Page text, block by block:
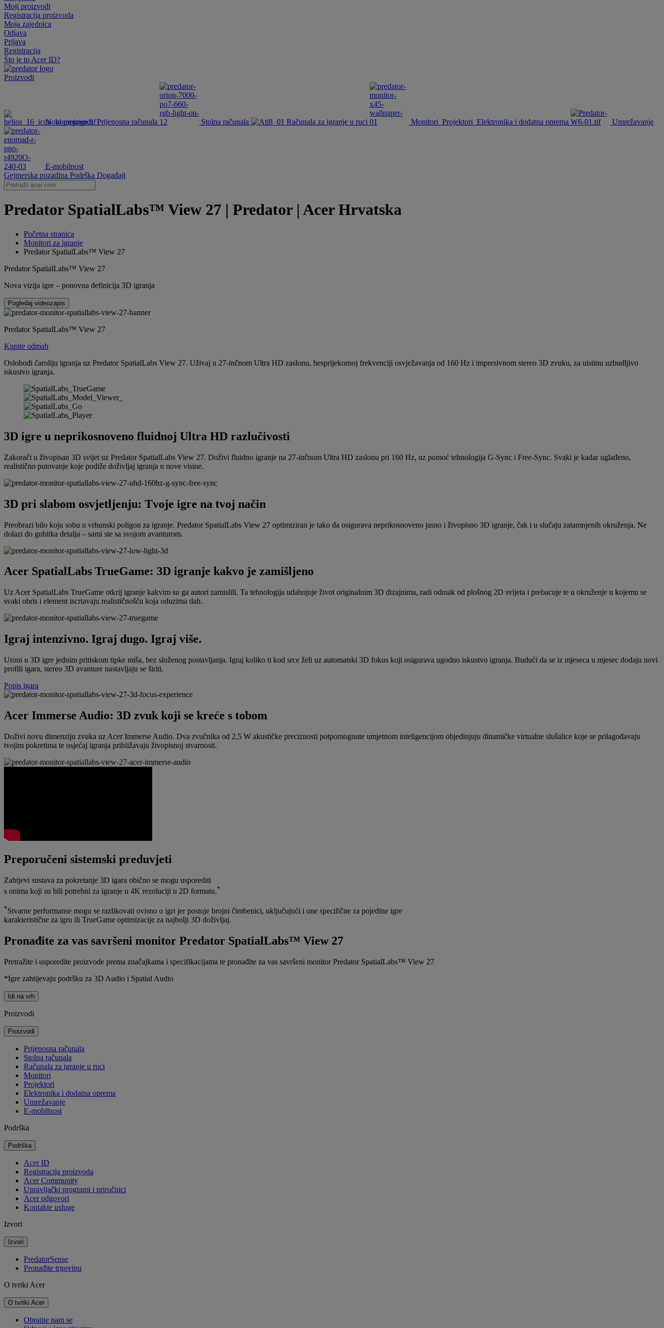
Moji proizvodi
Registracija proizvoda
Moja zajednica
Odjava
Prijava
Registracija
Što je to Acer ID?
Proizvodi
Novi proizvodi Prijenosna računala Stolna računala Računala za igranje u ruci Monitori Projektori Elektronika i dodatna oprema Umrežavanje
E-mobilnost
Gejmerska pozadina Podrška Događaji
Predator SpatialLabs™ View 27 | Predator | Acer Hrvatska
Početna stranica
Monitori za igranje
Predator SpatialLabs™ View 27
Predator SpatialLabs™ View 27
Nova vizija igre – ponovna definicija 3D igranja
Pogledaj videozapis
Predator SpatialLabs™ View 27
Kupite odmah
Oslobodi čaroliju igranja uz Predator SpatialLabs View 27. Uživaj u 27-inčnom Ultra HD zaslonu, besprijekornoj frekvenciji osvježavanja od 160 Hz i impresivnom stereo 3D zvuku, za uistinu uzbudljivo
iskustvo igranja.
3D igre u neprikosnoveno fluidnoj Ultra HD razlučivosti
Zakorači u živopisan 3D svijet uz Predator SpatialLabs View 27. Doživi fluidno igranje na 27-inčnom Ultra HD zaslonu pri 160 Hz, uz pomoć tehnologija G-Sync i Free-Sync. Svaki je kadar uglađeno,
realistično putovanje koje podiže doživljaj igranja u nove visine.
3D pri slabom osvjetljenju: Tvoje igre na tvoj način
Preobrazi bilo koju sobu u vrhunski poligon za igranje. Predator SpatialLabs View 27 optimiziran je tako da osigurava neprikosnoveno jasno i živopisno 3D igranje, čak i u slučaju zatamnjenih okruženja. Ne
dolazi do gubitka detalja – sami ste sa svojom avanturom.
Acer SpatialLabs TrueGame: 3D igranje kakvo je zamišljeno
Uz Acer SpatialLabs TrueGame otkrij igranje kakvim su ga autori zamislili. Ta tehnologija udahnjuje život originalnim 3D dizajnima, radi odmak od plošnog 2D svijeta i prebacuje te u okruženje u kojemu se
svaki obris i element iscrtavaju realističnošću koja oduzima dah.
Igraj intenzivno. Igraj dugo. Igraj više.
Uroni u 3D igre jednim pritiskom tipke miša, bez složenog postavljanja. Igraj koliko ti kod srce želi uz automatski 3D fokus koji osigurava ugodno iskustvo igranja. Budući da se iz mjeseca u mjesec dodaju novi
profili igara, stereo 3D avanture nastavljaju se širiti.
Popis igara
Acer Immerse Audio: 3D zvuk koji se kreće s tobom
Doživi novu dimenziju zvuka uz Acer Immerse Audio. Dva zvučnika od 2,5 W akustičke preciznosti potpomognute umjetnom inteligencijom objedinjuju dinamičke virtualne slušalice koje se prilagođavaju
tvojim pokretima te osjećaj igranja približavaju živopisnoj stvarnosti.
Preporučeni sistemski preduvjeti
Zahtjevi sustava za pokretanje 3D igara obično se mogu usporediti
s onima koji su bili potrebni za igranje u 4K rezoluciji u 2D formatu.*
*Stvarne performanse mogu se razlikovati ovisno o igri jer postoje brojni čimbenici, uključujući i one specifične za pojedine igre
karakteristične za igru ili TrueGame optimizacije za najbolji 3D doživljaj.
Pronađite za vas savršeni monitor Predator SpatialLabs™ View 27
Pretražite i usporedite proizvode prema značajkama i specifikacijama te pronađite za vas savršeni monitor Predator SpatialLabs™ View 27
*Igre zahtijevaju podršku za 3D Audio i Spatial Audio
Idi na vrh
Proizvodi
Proizvodi
Prijenosna računala
Stolna računala
Računala za igranje u ruci
Monitori
Projektori
Elektronika i dodatna oprema
Umrežavanje
E-mobilnost
Podrška
Podrška
Acer ID
Registracija proizvoda
Acer Community
Upravljački programi i priručnici
Acer odgovori
Kontakte usluge
Izvori
Izvori
PredatorSense
Pronađite trgovinu
O tvrtki Acer
O tvrtki Acer
Obratite nam se